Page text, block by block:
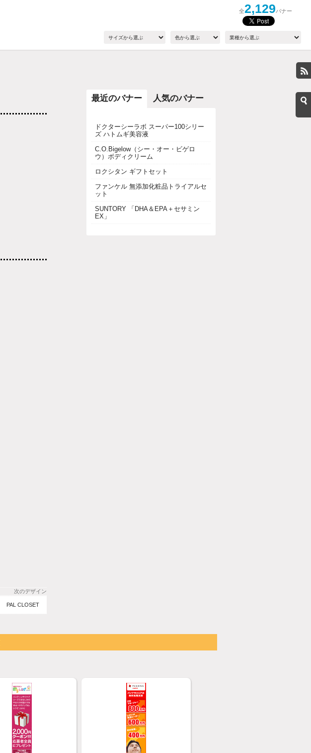
全2,129バナー
次のデザイン
PAL CLOSET
最近のバナー 人気のバナー
ドクターシーラボ スーパー100シリー
ズ ハトムギ美容液
C.O.Bigelow（シー・オー・ビゲロ
ウ）ボディクリーム
ロクシタン ギフトセット
ファンケル 無添加化粧品トライアルセ
ット
SUNTORY 「DHA＆EPA＋セサミン
EX」